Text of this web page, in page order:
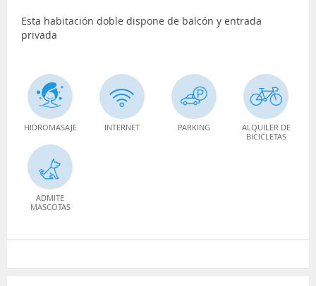
Esta habitación doble dispone de balcón y entrada
privada
HIDROMASAJE INTERNET PARKING
ALQUILER DE
BICICLETAS
ADMITE
MASCOTAS